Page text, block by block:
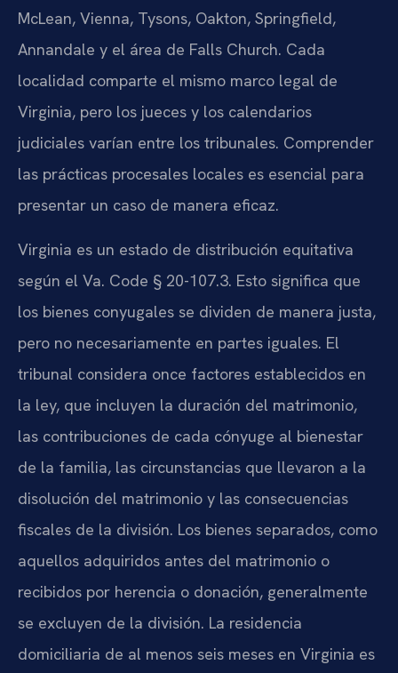
McLean, Vienna, Tysons, Oakton, Springfield,
Annandale y el área de Falls Church. Cada
localidad comparte el mismo marco legal de
Virginia, pero los jueces y los calendarios
judiciales varían entre los tribunales. Comprender
las prácticas procesales locales es esencial para
presentar un caso de manera eficaz.
Virginia es un estado de distribución equitativa
según el Va. Code § 20-107.3. Esto significa que
los bienes conyugales se dividen de manera justa,
pero no necesariamente en partes iguales. El
tribunal considera once factores establecidos en
la ley, que incluyen la duración del matrimonio,
las contribuciones de cada cónyuge al bienestar
de la familia, las circunstancias que llevaron a la
disolución del matrimonio y las consecuencias
fiscales de la división. Los bienes separados, como
aquellos adquiridos antes del matrimonio o
recibidos por herencia o donación, generalmente
se excluyen de la división. La residencia
domiciliaria de al menos seis meses en Virginia es